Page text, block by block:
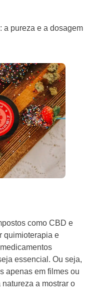
a pureza e a dosagem
como CBD e
quimioterapia e
essencial. Ou seja,
apenas em filmes ou
a mostrar o